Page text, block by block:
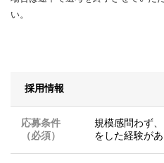
い。
採用情報
応募条件
（必須）
規模感問わず
をした経験が